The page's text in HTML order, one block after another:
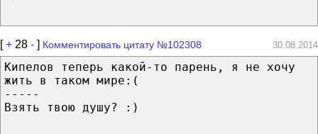
[+ 28 - ] Комментировать цитату №102308 30.08.2014
Кипелов теперь какой-то парень, я не хочу
жить в таком мире:(
-----
Взять твою душу? :)